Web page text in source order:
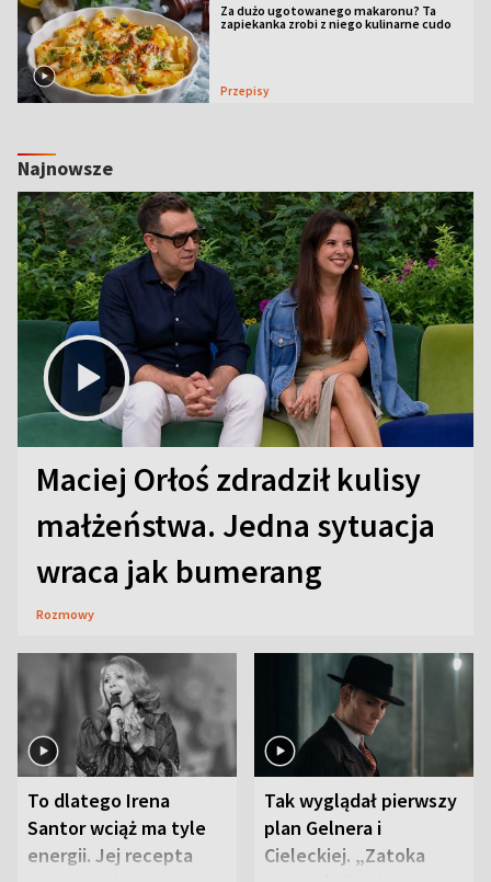
Za dużo ugotowanego makaronu? Ta
zapiekanka zrobi z niego kulinarne cudo
Przepisy
Najnowsze
Maciej Orłoś zdradził kulisy
małżeństwa. Jedna sytuacja
wraca jak bumerang
Rozmowy
To dlatego Irena
Santor wciąż ma tyle
energii. Jej recepta
Tak wyglądał pierwszy
plan Gelnera i
Cieleckiej. „Zatoka